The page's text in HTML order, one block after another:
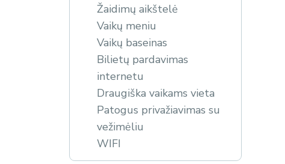
Žaidimų aikštelė
Vaikų meniu
Vaikų baseinas
Bilietų pardavimas
internetu
Draugiška vaikams vieta
Patogus privažiavimas su
vežimėliu
WIFI